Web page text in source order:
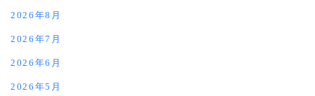
2026年8月
2026年7月
2026年6月
2026年5月